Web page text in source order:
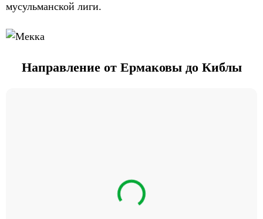
мусульманской лиги.
Направление от Ермаковы до Киблы